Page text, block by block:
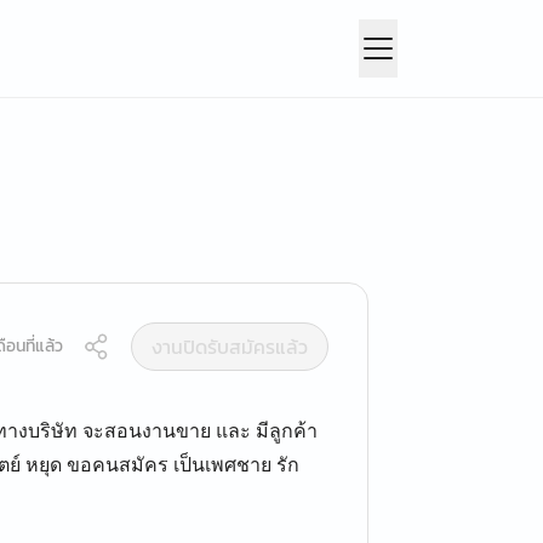
อนที่แล้ว
งานปิดรับสมัครแล้ว
งบริษัท จะสอนงานขาย และ มีลูกค้า
ย์ หยุด ขอคนสมัคร เป็นเพศชาย รัก